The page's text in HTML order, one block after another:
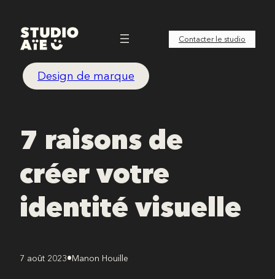
contenu
Contacter le studio
Design de marque
7 raisons de
créer votre
identité visuelle
7 août 2023•Manon Houille